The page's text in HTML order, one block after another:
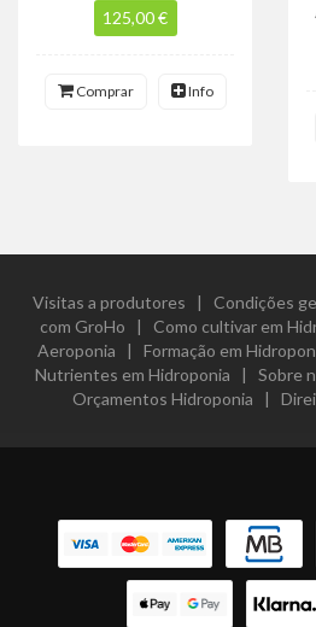
125,00 €
Comprar Info
Visitas a produtores | Condições
com GroHo | Como cultivar em
Aeroponia | Formação em
Nutrientes em Hidroponia | Sobre
Orçamentos Hidroponia |